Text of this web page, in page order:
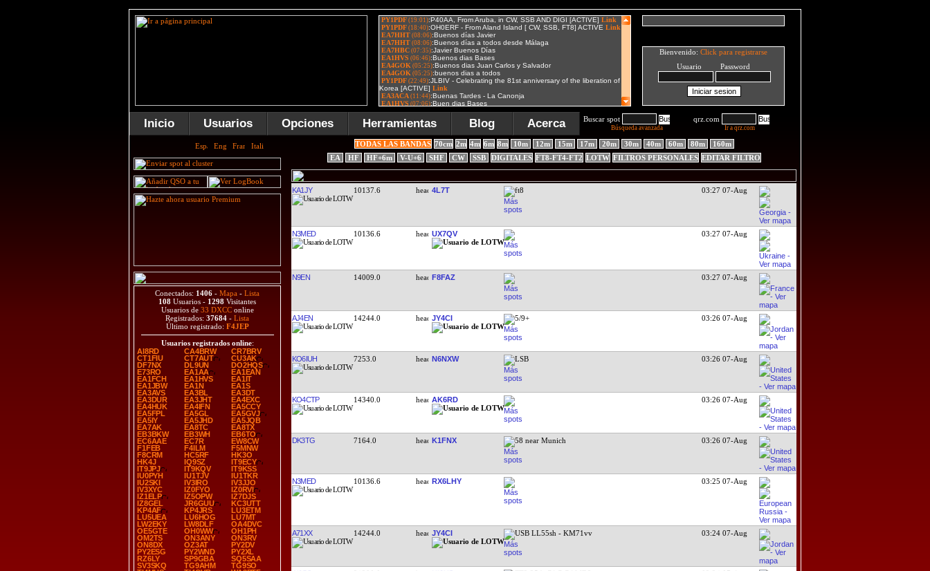
Bienvenido: Click para registrarse
Usuario Password
Inicio Usuarios Opciones Herramientas Blog Acerca Buscar spot
Búsqueda avanzada
qrz.com
Ir a qrz.com
Conectados: 1406 - Mapa - Lista
108 Usuarios - 1298 Visitantes
Usuarios de 33 DXCConline
Registrados: 37684 - Lista
Último registrado: F4JEP
Usuarios registrados online:
AI8RD
CA4BRW
CR7BRV
CT1FIU
CT7AUT
CU3AK
DF7NX
DL9UN
DO2HQS
E73RO
EA1AA
EA1EAN
EA1FCH
EA1HVS
EA1IT
EA1JBW
EA1N
EA1S
EA3AVS
EA3BL
EA3DT
EA3DUR
EA3JHT
EA4EXC
EA4HUK
EA4IFN
EA5CCY
EA5FPL
EA5GL
EA5GVJ
EA5IY
EA5JHD
EA5JQB
EA7AK
EA8TC
EA8TX
EB3BKW
EB3WH
EB6TO
EC6AAE
EC7R
EW8CW
F1FEB
F4ILM
F5MNW
F8CRM
HC5RF
HK3O
HK4J
IQ9SZ
IT9ECY
IT9JPJ
IT9KQV
IT9KSS
IU0PYH
IU1TJV
IU1TKR
IU2SKI
IV3IRO
IV3JJO
IV3XYC
IZ0FYO
IZ0RVI
IZ1ELP
IZ5OPW
IZ7DJS
IZ8GEL
JR6GUU
KC3UTT
KP4AF
KP4JRS
LU3ETM
LU5UEA
LU6HOG
LU7MT
LW2EKY
LW8DLF
OA4DVC
OE5GTE
OH0WW
OH1PH
OM2TS
ON3ANY
ON3RV
ON8DX
OZ3AT
PY2DV
PY2ESG
PY2WND
PY2XL
RZ6LY
SP9GBA
SQ5SAA
SV3SKQ
TG9AHM
TG9SO
TODAS LAS BANDAS 70cm 2m 4m 6m 8m 10m 12m 15m 17m 20m 30m 40m 60m 80m
160m
EA
HF HF+6m V-U+6 SHF CW SSB DIGITALES FT8-FT4-FT2 LOTW FILTROS PERSONALES EDITAR FILTRO
KA1JY 10137.6 4L7T ft8 03:27 07-Aug
N3MED 10136.6 UX7QV 03:27 07-Aug
N9EN 14009.0 F8FAZ 03:27 07-Aug
AJ4EN 14244.0 JY4CI 5/9+ 03:26 07-Aug
KO6IUH 7253.0 N6NXW LSB 03:26 07-Aug
KO4CTP 14340.0 AK6RD 03:26 07-Aug
DK3TG 7164.0 K1FNX 58 near Munich 03:26 07-Aug
N3MED 10136.6 RX6LHY 03:25 07-Aug
A71XX 14244.0 JY4CI USB LL55sh - KM71vv 03:24 07-Aug